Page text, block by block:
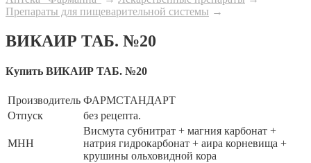
Препараты для пищеварительной системы →
ВИКАИР ТАБ. №20
Купить ВИКАИР ТАБ. №20
Производитель ФАРМСТАНДАРТ
Отпуск
без рецепта.
МНН
Висмута субнитрат + магния карбонат +
натрия гидрокарбонат + аира корневища +
крушины ольховидной кора